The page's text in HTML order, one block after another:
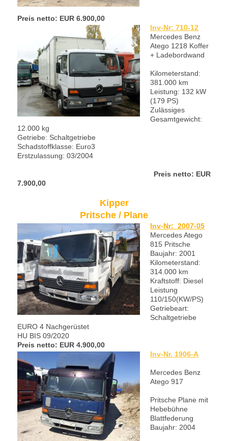
Preis netto: EUR 6.900,00
Inv-Nr: 710-12
Mercedes Benz
Atego 1218 Koffer
+ Ladebordwand
Kilometerstand:
381.000 km
Leistung: 132 kW
(179 PS)
Zulässiges
Gesamtgewicht:
12.000 kg
Getriebe: Schaltgetriebe
Schadstoffklasse: Euro3
Erstzulassung: 03/2004
Preis netto: EUR
7.900,00
Kipper
Pritsche / Plane
Inv-Nr: 2007-05
Mercedes Atego
815 Pritsche
Baujahr: 2001
Kilometerstand:
314.000 km
Kraftstoff: Diesel
Leistung
110/150(KW/PS)
Getriebeart:
Schaltgetriebe
EURO 4 Nachgerüstet
HU BIS 09/2020
Preis netto: EUR 4.900,00
Inv-Nr. 1906-A
Mercedes Benz
Atego 917
Pritsche Plane mit
Hebebühne
Blattfederung
Baujahr: 2004